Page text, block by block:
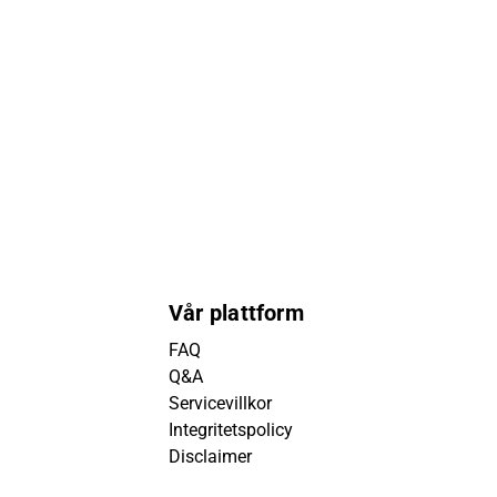
Vår plattform
FAQ
Q&A
Servicevillkor
Integritetspolicy
Disclaimer